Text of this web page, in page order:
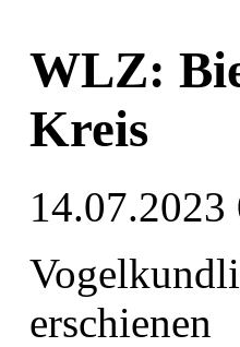
WLZ:
Kreis
14.07.2023
erschienen